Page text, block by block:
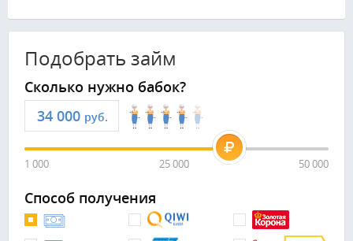
Подобрать займ
Сколько нужно бабок?
руб.
1 000 25 000 50 000
Способ получения